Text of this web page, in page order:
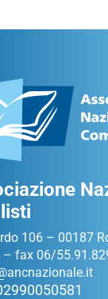
106 – 00187
– fax 06/